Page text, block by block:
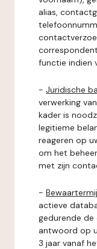
alias,
functie indien
- Juridische
verwerking
kader is
legitieme
reageren op
om het
met zijn
-
actieve
gedurende de
antwoord op
3 jaar vanaf